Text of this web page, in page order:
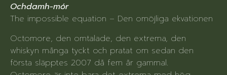
Ochdamh-mór
The impossible equation – Den omöjliga ekvationen
Octomore, den omtalade, den extrema, den
whiskyn många tyckt och pratat om sedan den
första släpptes 2007 då fem år gammal.